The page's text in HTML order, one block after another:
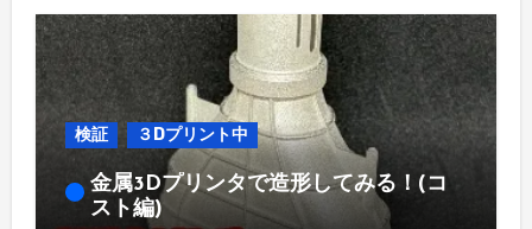
検証 ３Dプリント中
金属3Dプリンタで造形してみる！(コ
スト編)